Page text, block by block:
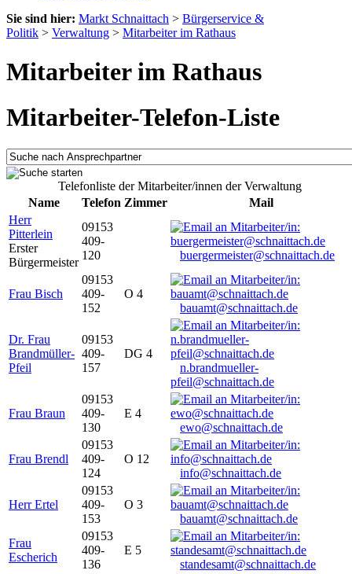
Sie sind hier: Markt Schnaittach > Bürgerservice &
Politik > Verwaltung > Mitarbeiter im Rathaus
Mitarbeiter im Rathaus
Mitarbeiter-Telefon-Liste
Telefonliste der Mitarbeiter/innen der Verwaltung
Name
Telefon Zimmer
Mail
Herr
Pitterlein
Erster
Bürgermeister
09153
409-
120
buergermeister@schnaittach.de
Frau Bisch
09153
409-
152
O 4
bauamt@schnaittach.de
Dr. Frau
Brandmüller-
Pfeil
09153
409-
157
DG 4
n.brandmueller-
pfeil@schnaittach.de
Frau Braun
09153
409-
130
E 4
ewo@schnaittach.de
Frau Brendl
09153
409-
124
O 12
info@schnaittach.de
Herr Ertel
09153
409-
153
O 3
bauamt@schnaittach.de
Frau
Escherich
09153
409-
136
E 5
standesamt@schnaittach.de